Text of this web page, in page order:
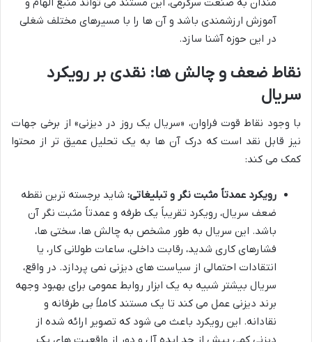
آموزش ارزشمندی باشد و آن ها را با مسیرهای مختلف شغلی
در این حوزه آشنا سازد.
نقاط ضعف و چالش ها: نقدی بر رویکرد
سریال
با وجود نقاط قوت فراوان، «سریال یک روز در دیزنی» از برخی جهات
نیز قابل نقد است که درک آن ها به یک تحلیل عمیق تر از محتوا
کمک می کند:
رویکرد عمدتاً مثبت نگر و تبلیغاتی: شاید برجسته ترین نقطه
ضعف سریال، رویکرد تقریباً یک طرفه و عمدتاً مثبت نگر آن
باشد. این سریال به طور مشخص به چالش ها، سختی ها،
فشارهای کاری شدید، رقابت داخلی، ساعات طولانی کار، یا
انتقادات احتمالی از سیاست های دیزنی نمی پردازد. در واقع،
سریال بیشتر شبیه به یک ابزار روابط عمومی برای بهبود وجهه
برند دیزنی عمل می کند تا یک مستند کاملاً بی طرفانه و
نقادانه. این رویکرد باعث می شود که تصویر ارائه شده از